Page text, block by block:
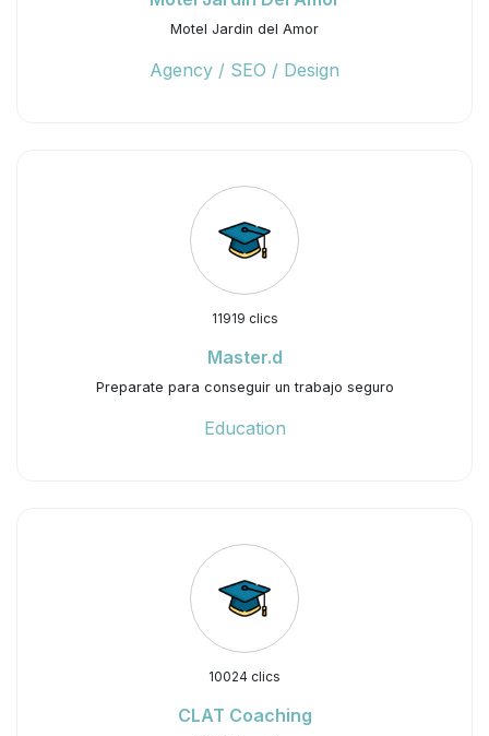
Motel Jardin del Amor
Agency / SEO / Design
11919 clics
Master.d
Preparate para conseguir un trabajo seguro
Education
10024 clics
CLAT Coaching